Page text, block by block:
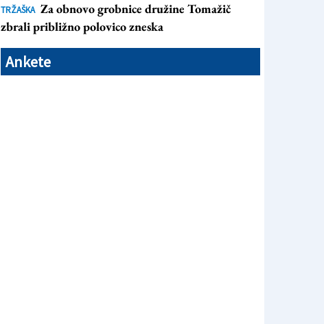
TRŽAŠKA Za obnovo grobnice družine Tomažič
zbrali približno polovico zneska
Ankete